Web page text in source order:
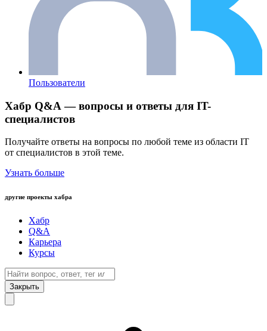
Пользователи
Хабр Q&A — вопросы и ответы для IT-
специалистов
Получайте ответы на вопросы по любой теме из области IT
от специалистов в этой теме.
Узнать больше
другие проекты хабра
Хабр
Q&A
Карьера
Курсы
Закрыть